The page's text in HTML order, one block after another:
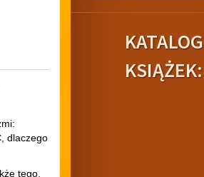
dlaczego
tego,
KATALOG
KSIĄŻEK: